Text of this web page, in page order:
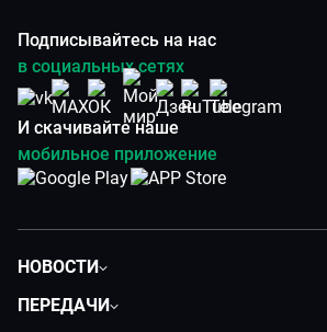
Подписывайтесь на нас
в социальных сетях
И скачивайте наше
мобильное приложение
НОВОСТИ
ПЕРЕДАЧИ